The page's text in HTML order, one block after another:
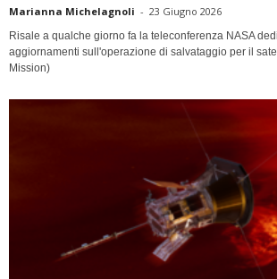
Marianna Michelagnoli - 23 Giugno 2026
Risale a qualche giorno fa la teleconferenza NASA
aggiornamenti sull'operazione di salvataggio per il
Mission)